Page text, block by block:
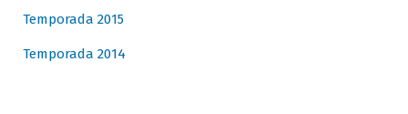
Temporada 2015
Temporada 2014